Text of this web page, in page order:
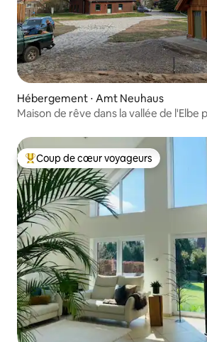
Hébergement ⋅ Amt Neuhaus
Maison de rêve dans la vallée de l'Elbe
Coups de cœur voyageurs les plus
Coup de cœur voyageurs